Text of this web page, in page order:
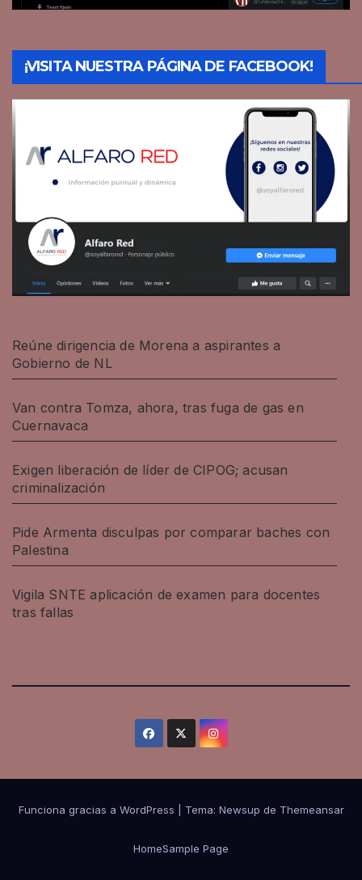
¡VISITA NUESTRA PÁGINA DE FACEBOOK!
Reúne dirigencia de Morena a aspirantes a
Gobierno de NL
Van contra Tomza, ahora, tras fuga de gas en
Cuernavaca
Exigen liberación de líder de CIPOG; acusan
criminalización
Pide Armenta disculpas por comparar baches con
Palestina
Vigila SNTE aplicación de examen para docentes
tras fallas
Funciona gracias a WordPress Tema: Newsup de Themeansar
HomeSample Page